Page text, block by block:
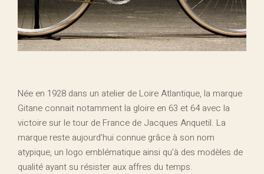
Née en 1928 dans un atelier de Loire Atlantique, la marque
Gitane connait notamment la gloire en 63 et 64 avec la
victoire sur le tour de France de Jacques Anquetil. La
marque reste aujourd’hui connue grâce à son nom
atypique, un logo emblématique ainsi qu’à des modèles de
qualité ayant su résister aux affres du temps.